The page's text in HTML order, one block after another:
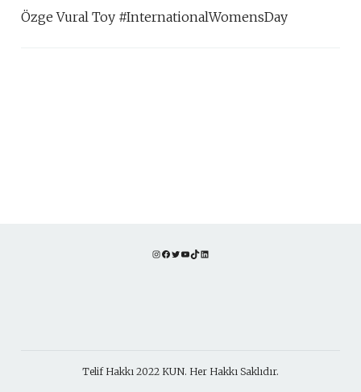
Özge Vural Toy #InternationalWomensDay
Instagram
Facebook
TwitterYouTube
TikTok
Telif Hakkı 2022 KUN. Her Hakkı Saklıdır.